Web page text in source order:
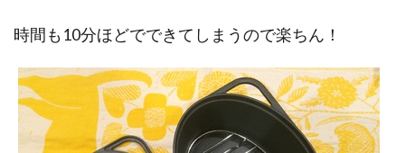
時間も10分ほどでできてしまうので楽ちん！